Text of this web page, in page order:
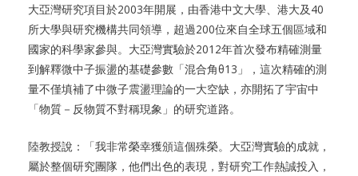
大亞灣研究項目於2003年開展，由香港中文大學、港大及40
所大學與研究機構共同領導，超過200位來自全球五個區域和
國家的科學家參與。大亞灣實驗於2012年首次發布精確測量
到解釋微中子振盪的基礎參數「混合角θ13」，這次精確的測
量不僅填補了中微子震盪理論的一大空缺，亦開拓了宇宙中
「物質－反物質不對稱現象」的研究道路。
陸教授說：「我非常榮幸獲頒這個殊榮。大亞灣實驗的成就，
屬於整個研究團隊，他們出色的表現，對研究工作熱誠投入，